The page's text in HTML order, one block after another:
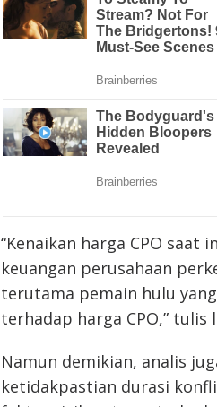
“Kenaikan harga CPO
keuangan perusahaan
terutama pemain hulu
terhadap harga CPO,”
Namun demikian, analis
ketidakpastian durasi